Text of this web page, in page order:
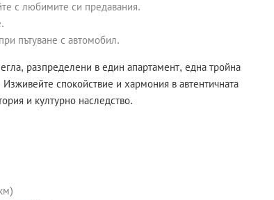
с любимите си предавания.
пътуване с автомобил.
разпределени в един апартамент, една тройна
спокойствие и хармония в автентичната
и културно наследство.